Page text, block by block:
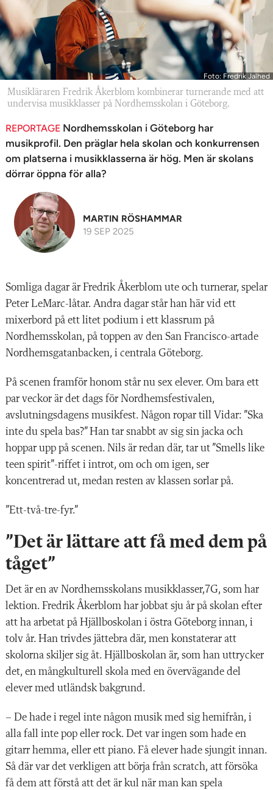
Foto: Fredrik Jalhed
Musikläraren Fredrik Åkerblom kombinerar turnerande med att
undervisa musikklasser på Nordhemsskolan i Göteborg.
REPORTAGE Nordhemsskolan i Göteborg har
musikprofil. Den präglar hela skolan och konkurrensen
om platserna i musikklasserna är hög. Men är skolans
dörrar öppna för alla?
MARTIN RÖSHAMMAR
19 SEP 2025
Somliga dagar är Fredrik Åkerblom ute och turnerar, spelar
Peter LeMarc-låtar. Andra dagar står han här vid ett
mixerbord på ett litet podium i ett klassrum på
Nordhemsskolan, på toppen av den San Francisco-artade
Nordhemsgatanbacken, i centrala Göteborg.
På scenen framför honom står nu sex elever. Om bara ett
par veckor är det dags för Nordhemsfestivalen,
avslutningsdagens musikfest. Någon ropar till Vidar: ”Ska
inte du spela bas?” Han tar snabbt av sig sin jacka och
hoppar upp på scenen. Nils är redan där, tar ut ”Smells like
teen spirit”-riffet i introt, om och om igen, ser
koncentrerad ut, medan resten av klassen sorlar på.
”Ett-två-tre-fyr.”
”Det är lättare att få med dem på
tåget”
Det är en av Nordhemsskolans musikklasser,7G, som har
lektion. Fredrik Åkerblom har jobbat sju år på skolan efter
att ha arbetat på Hjällboskolan i östra Göteborg innan, i
tolv år. Han trivdes jättebra där, men konstaterar att
skolorna skiljer sig åt. Hjällboskolan är, som han uttrycker
det, en mångkulturell skola med en övervägande del
elever med utländsk bakgrund.
– De hade i regel inte någon musik med sig hemifrån, i
alla fall inte pop eller rock. Det var ingen som hade en
gitarr hemma, eller ett piano. Få elever hade sjungit innan.
Så där var det verkligen att börja från scratch, att försöka
få dem att förstå att det är kul när man kan spela